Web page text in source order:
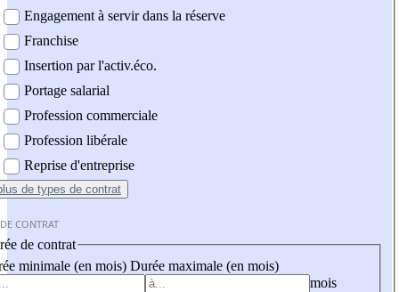
Engagement à servir dans la réserve
Franchise
Insertion par l'activ.éco.
Portage salarial
Profession commerciale
Profession libérale
Reprise d'entreprise
de types de contrat
CONTRAT
de contrat
minimale (en mois) Durée maximale (en mois)
mois